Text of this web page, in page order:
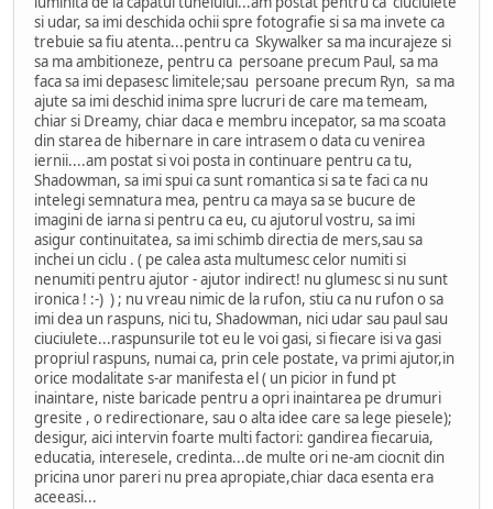
si udar, sa imi deschida ochii spre fotografie si sa ma invete ca
trebuie sa fiu atenta...pentru ca Skywalker sa ma incurajeze si
sa ma ambitioneze, pentru ca persoane precum Paul, sa ma
faca sa imi depasesc limitele;sau persoane precum Ryn, sa ma
ajute sa imi deschid inima spre lucruri de care ma temeam,
chiar si Dreamy, chiar daca e membru incepator, sa ma scoata
din starea de hibernare in care intrasem o data cu venirea
iernii....am postat si voi posta in continuare pentru ca tu,
Shadowman, sa imi spui ca sunt romantica si sa te faci ca nu
intelegi semnatura mea, pentru ca maya sa se bucure de
imagini de iarna si pentru ca eu, cu ajutorul vostru, sa imi
asigur continuitatea, sa imi schimb directia de mers,sau sa
inchei un ciclu . ( pe calea asta multumesc celor numiti si
nenumiti pentru ajutor - ajutor indirect! nu glumesc si nu sunt
ironica ! :-) ) ; nu vreau nimic de la rufon, stiu ca nu rufon o sa
imi dea un raspuns, nici tu, Shadowman, nici udar sau paul sau
ciuciulete...raspunsurile tot eu le voi gasi, si fiecare isi va gasi
propriul raspuns, numai ca, prin cele postate, va primi ajutor,in
orice modalitate s-ar manifesta el ( un picior in fund pt
inaintare, niste baricade pentru a opri inaintarea pe drumuri
gresite , o redirectionare, sau o alta idee care sa lege piesele);
desigur, aici intervin foarte multi factori: gandirea fiecaruia,
educatia, interesele, credinta...de multe ori ne-am ciocnit din
pricina unor pareri nu prea apropiate,chiar daca esenta era
aceeasi...